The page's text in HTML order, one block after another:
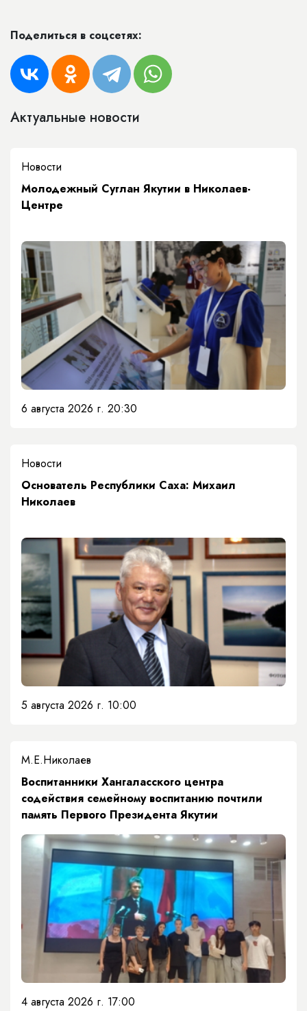
Поделиться в соцсетях:
Актуальные новости
Новости
Молодежный Суглан Якутии в Николаев-
Центре
6 августа 2026 г. 20:30
Новости
Основатель Республики Саха: Михаил
Николаев
5 августа 2026 г. 10:00
М.Е.Николаев
​Воспитанники Хангаласского центра
содействия семейному воспитанию почтили
память Первого Президента Якутии
4 августа 2026 г. 17:00